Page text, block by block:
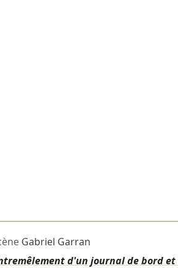
Gabriel Garran
d'un journal de bord et